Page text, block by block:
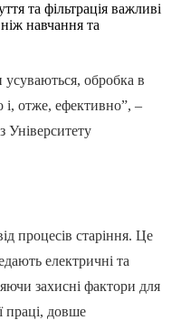
та фільтрація важливі
навчання та
усуваються, обробка в
і, отже, ефективно”, –
Університету
процесів старіння. Це
електричні та
захисні фактори для
праці, довше